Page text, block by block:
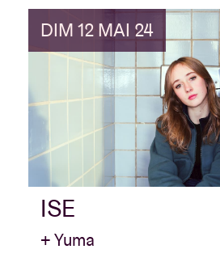
DIM 12 MAI 24
ISE
+ Yuma